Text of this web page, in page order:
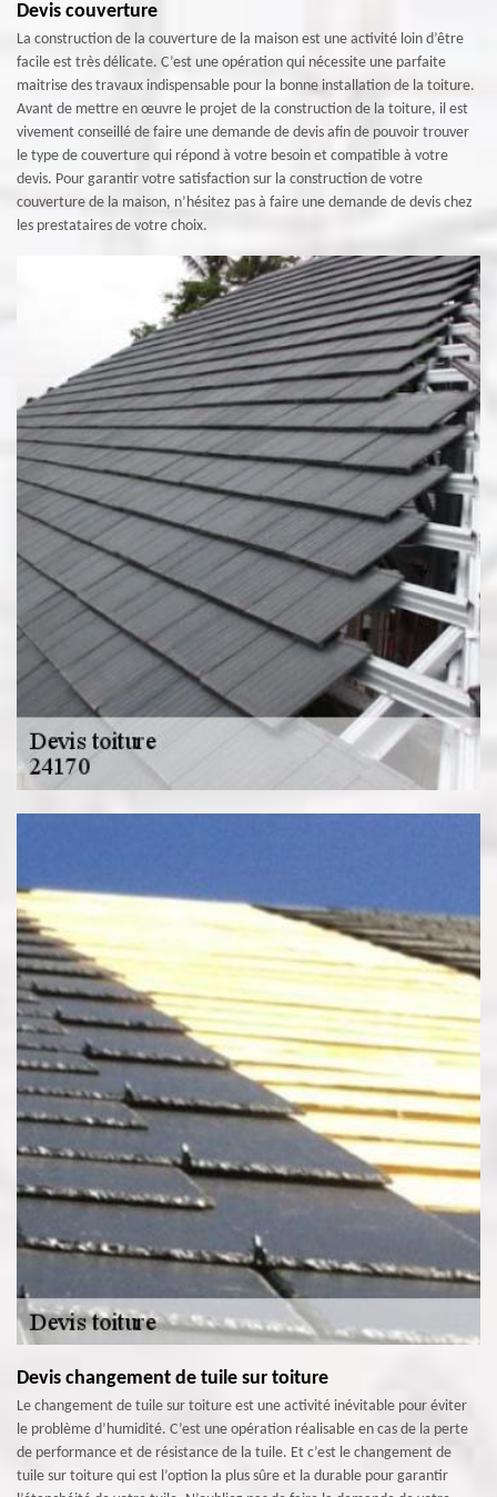
Devis couverture
La construction de la couverture de la maison est une activité loin d’être
facile est très délicate. C’est une opération qui nécessite une parfaite
maitrise des travaux indispensable pour la bonne installation de la toiture.
Avant de mettre en œuvre le projet de la construction de la toiture, il est
vivement conseillé de faire une demande de devis afin de pouvoir trouver
le type de couverture qui répond à votre besoin et compatible à votre
devis. Pour garantir votre satisfaction sur la construction de votre
couverture de la maison, n’hésitez pas à faire une demande de devis chez
les prestataires de votre choix.
Devis changement de tuile sur toiture
Le changement de tuile sur toiture est une activité inévitable pour éviter
le problème d’humidité. C’est une opération réalisable en cas de la perte
de performance et de résistance de la tuile. Et c’est le changement de
tuile sur toiture qui est l’option la plus sûre et la durable pour garantir